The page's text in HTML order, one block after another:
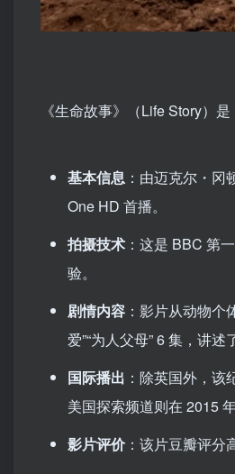
《生命故事》（Life Story）
基本信息 ：由迈克尔・
One HD 首播。
拍摄技术 ：这是 BBC 第
验。
剧情内容 ：影片从动物个
爱”“为人父母” 6 集，讲
国际播出 ：除英国外，
美国探索频道则在 2015
影片评价：该片豆瓣评分